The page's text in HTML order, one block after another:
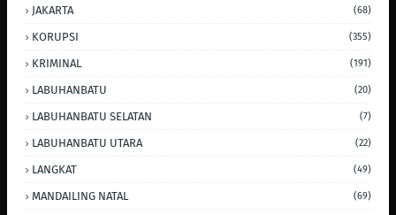
JAKARTA (68)
KORUPSI (355)
KRIMINAL (191)
LABUHANBATU (20)
LABUHANBATU SELATAN (7)
LABUHANBATU UTARA (22)
LANGKAT (49)
MANDAILING NATAL (69)